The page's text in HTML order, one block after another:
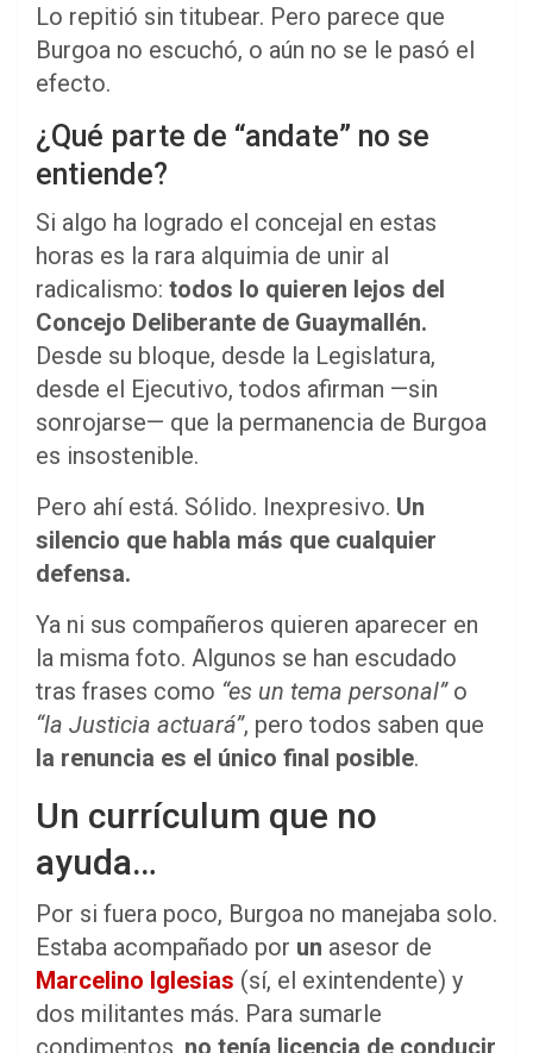
Lo repitió sin titubear. Pero parece que
Burgoa no escuchó, o aún no se le pasó el
efecto.
¿Qué parte de “andate” no se
entiende?
Si algo ha logrado el concejal en estas
horas es la rara alquimia de unir al
radicalismo: todos lo quieren lejos del
Concejo Deliberante de Guaymallén.
Desde su bloque, desde la Legislatura,
desde el Ejecutivo, todos afirman —sin
sonrojarse— que la permanencia de Burgoa
es insostenible.
Pero ahí está. Sólido. Inexpresivo. Un
silencio que habla más que cualquier
defensa.
Ya ni sus compañeros quieren aparecer en
la misma foto. Algunos se han escudado
tras frases como “es un tema personal”o
“la Justicia actuará”, pero todos saben que
la renuncia es el único final posible.
Un currículum que no
ayuda…
Por si fuera poco, Burgoa no manejaba solo.
Estaba acompañado por un asesor de
Marcelino Iglesias (sí, el exintendente) y
dos militantes más. Para sumarle
condimentos, no tenía licencia de conducir